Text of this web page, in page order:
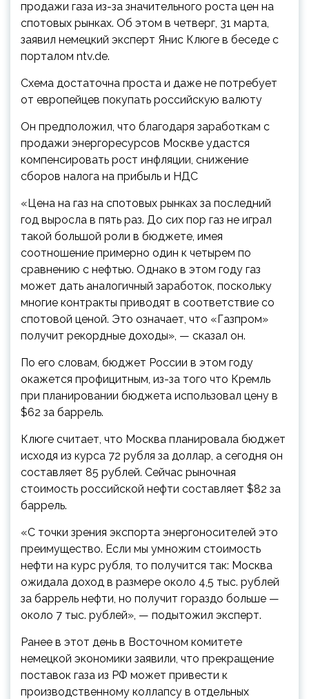
продажи газа из-за значительного роста цен на
спотовых рынках. Об этом в четверг, 31 марта,
заявил немецкий эксперт Янис Клюге в беседе с
порталом ntv.de.
Схема достаточна проста и даже не потребует
от европейцев покупать российскую валюту
Он предположил, что благодаря заработкам с
продажи энергоресурсов Москве удастся
компенсировать рост инфляции, снижение
сборов налога на прибыль и НДС
«Цена на газ на спотовых рынках за последний
год выросла в пять раз. До сих пор газ не играл
такой большой роли в бюджете, имея
соотношение примерно один к четырем по
сравнению с нефтью. Однако в этом году газ
может дать аналогичный заработок, поскольку
многие контракты приводят в соответствие со
спотовой ценой. Это означает, что «Газпром»
получит рекордные доходы», — сказал он.
По его словам, бюджет России в этом году
окажется профицитным, из-за того что Кремль
при планировании бюджета использовал цену в
$62 за баррель.
Клюге считает, что Москва планировала бюджет
исходя из курса 72 рубля за доллар, а сегодня он
составляет 85 рублей. Сейчас рыночная
стоимость российской нефти составляет $82 за
баррель.
«С точки зрения экспорта энергоносителей это
преимущество. Если мы умножим стоимость
нефти на курс рубля, то получится так: Москва
ожидала доход в размере около 4,5 тыс. рублей
за баррель нефти, но получит гораздо больше —
около 7 тыс. рублей», — подытожил эксперт.
Ранее в этот день в Восточном комитете
немецкой экономики заявили, что прекращение
поставок газа из РФ может привести к
производственному коллапсу в отдельных